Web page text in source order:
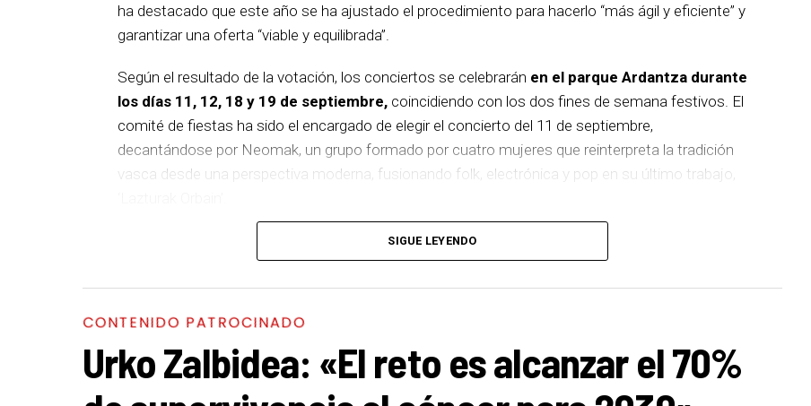
ha destacado que este año se ha ajustado el procedimiento para hacerlo “más ágil y eficiente” y
garantizar una oferta “viable y equilibrada”.
Según el resultado de la votación, los conciertos se celebrarán en el parque Ardantza durante
los días 11, 12, 18 y 19 de septiembre, coincidiendo con los dos fines de semana festivos. El
comité de fiestas ha sido el encargado de elegir el concierto del 11 de septiembre,
decantándose por Neomak, un grupo formado por cuatro mujeres que reinterpreta la tradición
vasca desde una perspectiva moderna, fusionando folk, electrónica y pop en su último trabajo,
El 12 de septiembre actuará Kaotiko, veterana banda de punk-rock que recientemente celebró
su 25 aniversario con el disco ‘XX5’. El siguiente fin de semana será el turno de Les Testarudes,
el día 18, un proyecto integrado por diez mujeres que apuesta por el ska, rocksteady y reggae
con un mensaje de empoderamiento. Por último, el 19 de septiembre cerrará el cartel Latzen,
‘Denboraren orbainak’, combinando la esencia de sus inicios con una mirada actual.
SIGUE LEYENDO
CONTENIDO PATROCINADO
Urko Zalbidea: «El reto es alcanzar el 70%